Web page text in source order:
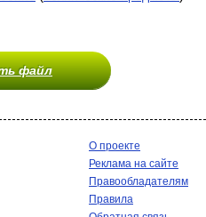
файл
О проекте
Реклама на сайте
Правообладателям
Правила